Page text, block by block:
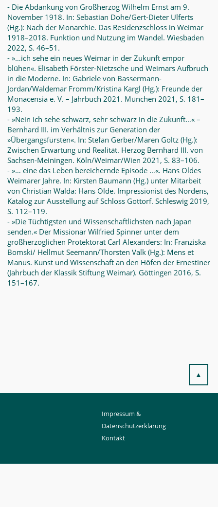
- Die Abdankung von Großherzog Wilhelm Ernst am 9.
November 1918. In: Sebastian Dohe/Gert-Dieter Ulferts
(Hg.): Nach der Monarchie. Das Residenzschloss in Weimar
1918–2018. Funktion und Nutzung im Wandel. Wiesbaden
2022, S. 46–51.
- »…ich sehe ein neues Weimar in der Zukunft empor
blühen«. Elisabeth Förster-Nietzsche und Weimars Aufbruch
in die Moderne. In: Gabriele von Bassermann-
Jordan/Waldemar Fromm/Kristina Kargl (Hg.): Freunde der
Monacensia e. V. – Jahrbuch 2021. München 2021, S. 181–
193.
- »Nein ich sehe schwarz, sehr schwarz in die Zukunft…« –
Bernhard III. im Verhältnis zur Generation der
»Übergangsfürsten«. In: Stefan Gerber/Maren Goltz (Hg.):
Zwischen Erwartung und Realität. Herzog Bernhard III. von
Sachsen-Meiningen. Köln/Weimar/Wien 2021, S. 83–106.
- »… eine das Leben bereichernde Episode …«. Hans Oldes
Weimarer Jahre. In: Kirsten Baumann (Hg.) unter Mitarbeit
von Christian Walda: Hans Olde. Impressionist des Nordens,
Katalog zur Ausstellung auf Schloss Gottorf. Schleswig 2019,
S. 112–119.
- »Die Tüchtigsten und Wissenschaftlichsten nach Japan
senden.« Der Missionar Wilfried Spinner unter dem
großherzoglichen Protektorat Carl Alexanders: In: Franziska
Bomski/ Hellmut Seemann/Thorsten Valk (Hg.): Mens et
Manus. Kunst und Wissenschaft an den Höfen der Ernestiner
(Jahrbuch der Klassik Stiftung Weimar). Göttingen 2016, S.
151–167.
▲
Impressum &
Datenschutzerklärung
Kontakt